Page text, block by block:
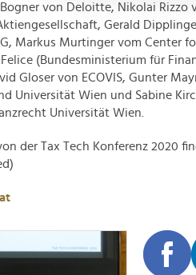
Website an unsere
möglicherweise mit
der Dienste
von Deloitte, Nikolai Rizzo
Gerald
Markus Murtinger vom Center
(Bundesministerium für
Gloser von ECOVIS, Gunter
Universität Wien und Sabine
Universität Wien.
der Tax Tech Konferenz 2020